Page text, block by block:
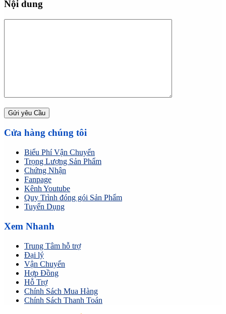
Nội dung
Cửa hàng chúng tôi
Biểu Phí Vận Chuyển
Trọng Lượng Sản Phẩm
Chứng Nhận
Fanpage
Kênh Youtube
Quy Trình đóng gói Sản Phẩm
Tuyển Dụng
Xem Nhanh
Trung Tâm hỗ trợ
Đại lý
Vận Chuyển
Hợp Đồng
Hỗ Trợ
Chính Sách Mua Hàng
Chính Sách Thanh Toán